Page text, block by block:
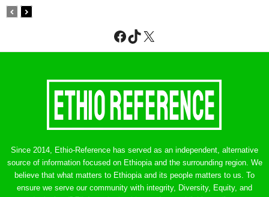
Facebook
TikTok
X
Since 2014, Ethio-Reference has served as an independent, alternative
source of information focused on Ethiopia and the surrounding region. We
believe that what matters to Ethiopia and its people matters to us. To
ensure we serve our community with integrity, Diversity, Equity, and